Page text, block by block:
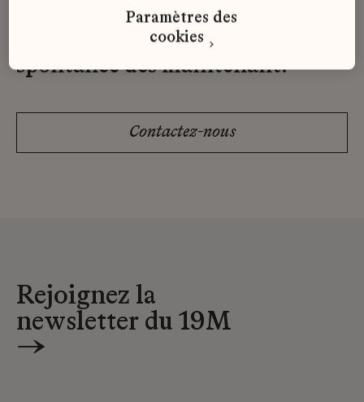
qui correspond à votre profil ?
Envoyez-nous votre candidature
spontanée dès maintenant.
Contactez-nous
Rejoignez la
newsletter du 19M
→
Paramètres des
cookies